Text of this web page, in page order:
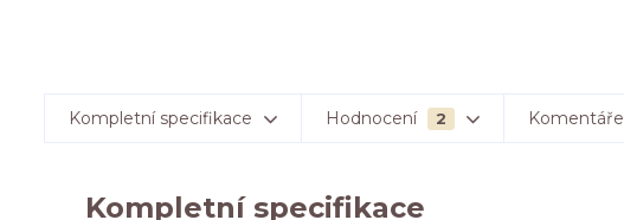
Kompletní specifikace Hodnocení 2 Komentáře
Kompletní specifikace